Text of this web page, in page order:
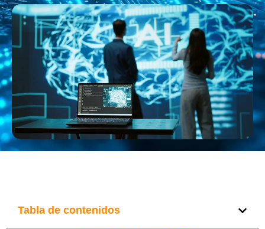
Tabla de contenidos